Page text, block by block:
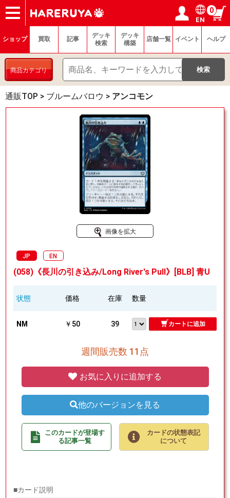
ショップ
買取
記事
デッキ検索
デッキ構築
選手一覧
店舗一覧
イベント
ヘルプ
お問い合わせ ログイン／会員登録
マイページ
EN
0
ショップ 買取 記事
デッキ
検索
デッキ
構築
店舗一覧 イベント ヘルプ
商品カテゴリ
通販TOP > ブルームバロウ > アンコモン
画像を拡大
JP EN
(058)《長川の引き込み/Long River's Pull》[BLB] 青U
状態 価格 在庫 数量
NM ￥50 39 カートに追加
週間販売数 11点
お気に入りに追加する
他のバージョンを見る
このカードが登場す
る記事一覧
カードの状態表記
について
■カード説明